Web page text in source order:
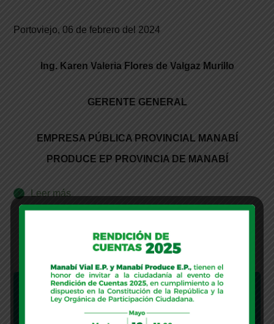
Portoviejo, 06 de febrero del 2024
Ing. Karen Valeria Flores de Valgaz Murillo
GERENTE GENERAL
EMPRESA PÚBLICA PROVINCIAL MANABÍ
PRODUCE EP P ROVINCIA DE MANABÍ
Leer más